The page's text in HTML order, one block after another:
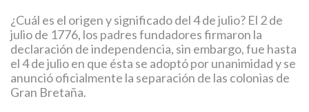
¿Cuál es el origen y significado del 4 de julio? El 2 de
julio de 1776, los padres fundadores firmaron la
declaración de independencia, sin embargo, fue hasta
el 4 de julio en que ésta se adoptó por unanimidad y se
anunció oficialmente la separación de las colonias de
Gran Bretaña.